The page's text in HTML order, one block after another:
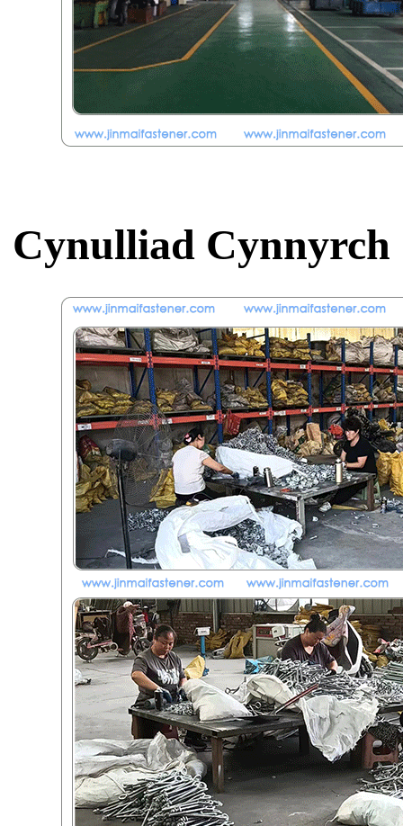
Cynulliad Cynnyrch